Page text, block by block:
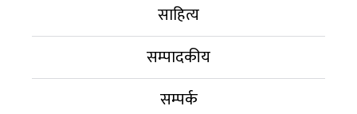
साहित्य
सम्पादकीय
सम्पर्क